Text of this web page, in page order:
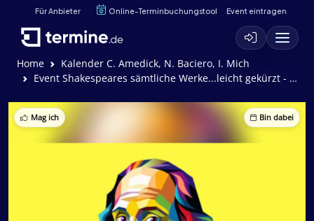
Für Anbieter Online-Terminbuchungstool Event eintragen
Home
Kalender C. Amedick, N. Baciero, I. Mich
Event Shakespeares sämtliche Werke...leicht gekürzt - Komödie von A. Long, D. Singer und J. Winfield
Mag ich Bin dabei